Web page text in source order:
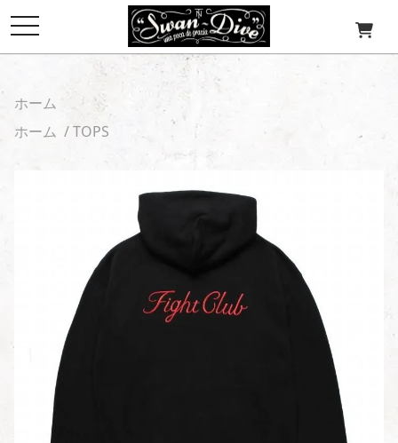
toggle
ホーム
ホーム /TOPS